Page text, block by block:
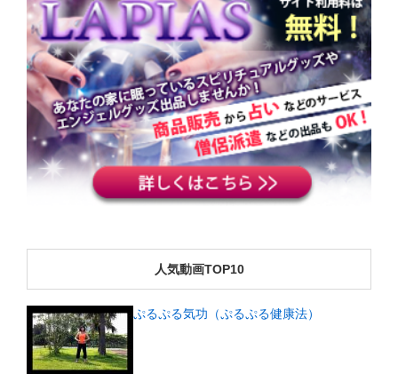
人気動画TOP10
ぷるぷる気功（ぷるぷる健康法）